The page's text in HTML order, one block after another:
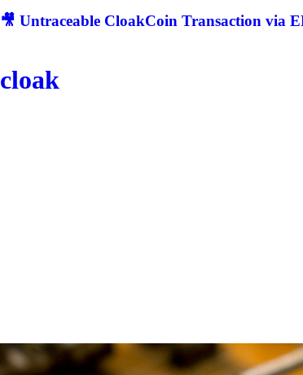
🎥 Untraceable CloakCoin Transaction via
cloak